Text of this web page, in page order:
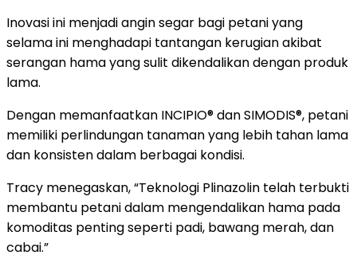
Inovasi ini menjadi angin segar bagi petani yang
selama ini menghadapi tantangan kerugian akibat
serangan hama yang sulit dikendalikan dengan produk
lama.
Dengan memanfaatkan INCIPIO® dan SIMODIS®, petani
memiliki perlindungan tanaman yang lebih tahan lama
dan konsisten dalam berbagai kondisi.
Tracy menegaskan, “Teknologi Plinazolin telah terbukti
membantu petani dalam mengendalikan hama pada
komoditas penting seperti padi, bawang merah, dan
cabai.”